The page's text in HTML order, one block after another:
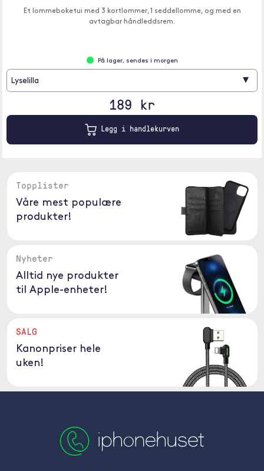
Et lommeboketui med 3 kortlommer, 1 seddellomme, og med en
avtagbar håndleddsrem.
På lager, sendes i morgen
Lyselilla ▾
189 kr
Legg i handlekurven
Topplister
Våre mest populære
produkter!
Nyheter
Alltid nye produkter
til Apple-enheter!
SALG
Kanonpriser hele
uken!